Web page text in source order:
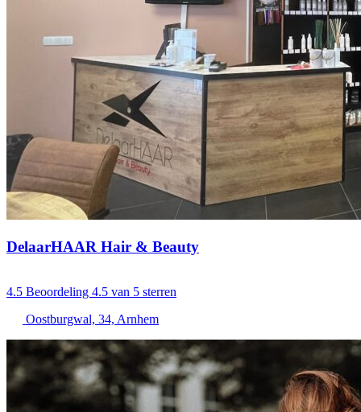
DelaarHAAR Hair & Beauty
4.5 Beoordeling 4.5 van 5 sterren
Oostburgwal, 34, Arnhem